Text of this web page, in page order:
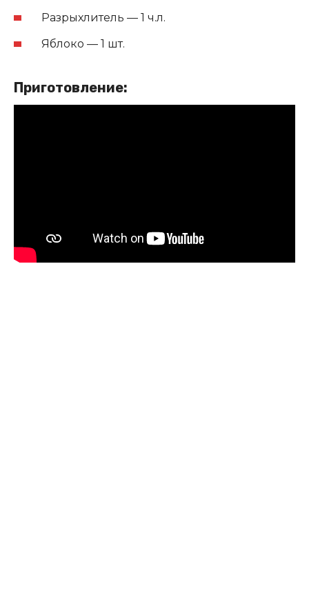
Разрыхлитель — 1 ч.л.
Яблоко — 1 шт.
Приготовление: